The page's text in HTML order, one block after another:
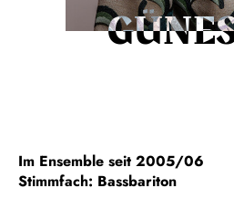
Im Ensemble seit 2005/06
Stimmfach: Bassbariton